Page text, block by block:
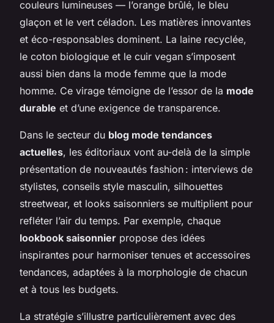
couleurs lumineuses — l’orange brûlé, le bleu
glaçon et le vert céladon. Les matières innovantes
et éco-responsables dominent. La laine recyclée,
le coton biologique et le cuir vegan s’imposent
aussi bien dans la mode femme que la mode
homme. Ce virage témoigne de l’essor de la mode
durable et d’une exigence de transparence.
Dans le secteur du blog mode tendances
actuelles, les éditoriaux vont au-delà de la simple
présentation de nouveautés fashion : interviews de
stylistes, conseils style masculin, silhouettes
streetwear, et looks saisonniers se multiplient pour
refléter l’air du temps. Par exemple, chaque
lookbook saisonnier propose des idées
inspirantes pour harmoniser tenues et accessoires
tendances, adaptées à la morphologie de chacun
et à tous les budgets.
La stratégie s’illustre particulièrement avec des